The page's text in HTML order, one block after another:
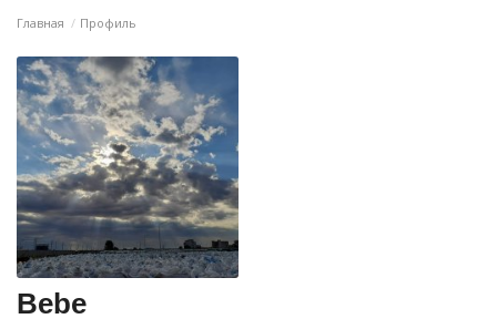
ПАВЛОДАРСКАЯ ОБЛАСТЬ
КАЗАХСТАН
МИР
СПЕЦПРОЕКТЫ
Главная Профиль
Bebe